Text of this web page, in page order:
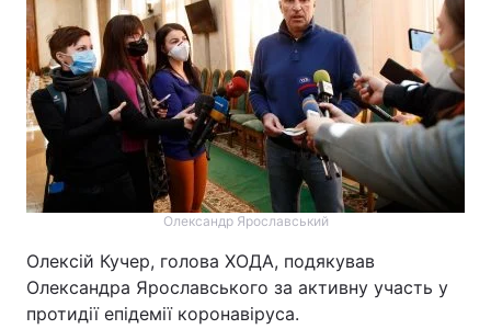
Олександр Ярославський
Олексій Кучер, голова ХОДА, подякував
Олександра Ярославського за активну участь у
протидії епідемії коронавіруса.